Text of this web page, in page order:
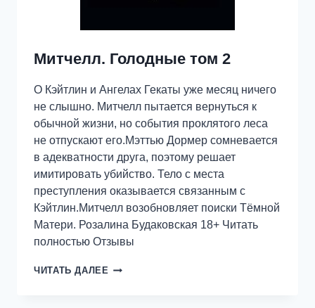
Митчелл. Голодные том 2
О Кэйтлин и Ангелах Гекаты уже месяц ничего
не слышно. Митчелл пытается вернуться к
обычной жизни, но события проклятого леса
не отпускают его.Мэттью Дормер сомневается
в адекватности друга, поэтому решает
имитировать убийство. Тело с места
преступления оказывается связанным с
Кэйтлин.Митчелл возобновляет поиски Тёмной
Матери. Розалина Будаковская 18+ Читать
полностью Отзывы
ЧИТАТЬ ДАЛЕЕ МИТЧЕЛЛ.